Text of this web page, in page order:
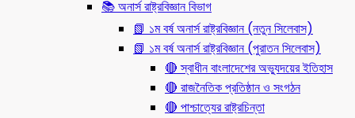
📚 অনার্স রাষ্ট্রবিজ্ঞান বিভাগ
📗 ১ম বর্ষ অনার্স রাষ্ট্রবিজ্ঞান (নতুন সিলেবাস)
📗 ১ম বর্ষ অনার্স রাষ্ট্রবিজ্ঞান (পুরাতন সিলেবাস)
🔴 স্বাধীন বাংলাদেশের অভ্যুদয়ের ইতিহাস
🔴 রাজনৈতিক প্রতিষ্ঠান ও সংগঠন
🔴 পাশ্চাত্যের রাষ্ট্রচিন্তা